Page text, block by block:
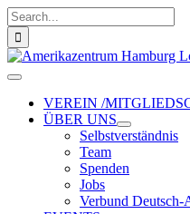
Zum
Inhalt
springen
Suche
nach:
Toggle
NavigationVEREIN /
ÜBER UNS
Selbstverständnis
Team
Spenden
Jobs
Verbund